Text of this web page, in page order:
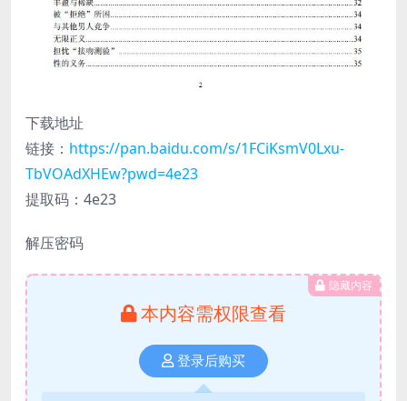
下载地址
链接： https://pan.baidu.com/s/1FCiKsmV0Lxu-
TbVOAdXHEw?pwd=4e23
提取码：4e23
解压密码
隐藏内容
本内容需权限查看
登录后购买